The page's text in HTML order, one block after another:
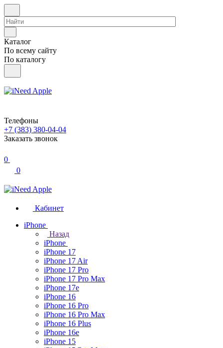
Каталог
По всему сайту
По каталогу
Телефоны
+7 (383) 380-04-04
Заказать звонок
0
0
Кабинет
iPhone
Назад
iPhone
iPhone 17
iPhone 17 Air
iPhone 17 Pro
iPhone 17 Pro Max
iPhone 17e
iPhone 16
iPhone 16 Pro
iPhone 16 Pro Max
iPhone 16 Plus
iPhone 16e
iPhone 15